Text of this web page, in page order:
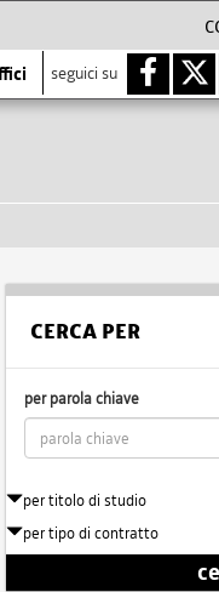
seguici su
CERCA PER
per parola chiave
per titolo di studio
per tipo di contratto